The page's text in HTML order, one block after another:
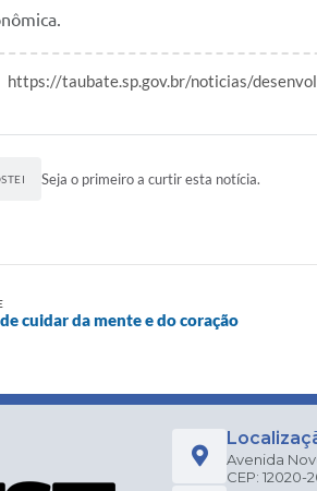
https://taubate.sp.gov.br/noticias/
Seja o primeiro a curtir esta notícia.
cuidar da mente e do coração
Avenida
CEP: 12020-